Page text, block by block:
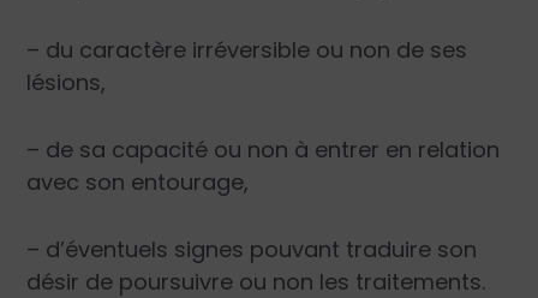
– du caractère irréversible ou non de ses
lésions,
– de sa capacité ou non à entrer en relation
avec son entourage,
– d’éventuels signes pouvant traduire son
désir de poursuivre ou non les traitements.